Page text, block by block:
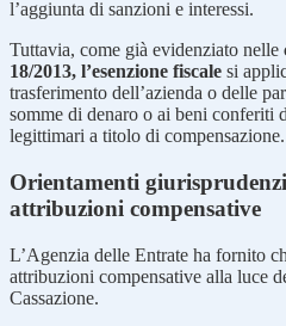
l’aggiunta di sanzioni e interessi.
Tuttavia, come già evidenziato nelle
18/2013, l’esenzione fiscale si
trasferimento dell’azienda o delle
somme di denaro o ai beni conferiti
legittimari a titolo di compensazione.
Orientamenti
attribuzioni compensative
L’Agenzia delle Entrate ha fornito
attribuzioni compensative alla luce
Cassazione.